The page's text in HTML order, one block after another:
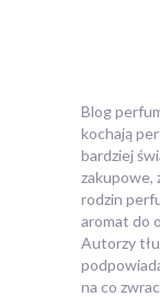
Blog
kochają
bardziej
zakupowe,
rodzin
aromat do
Autorzy
na co